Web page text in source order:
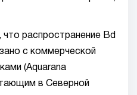
распространение Bd
с коммерческой
(Aquarana
в Северной